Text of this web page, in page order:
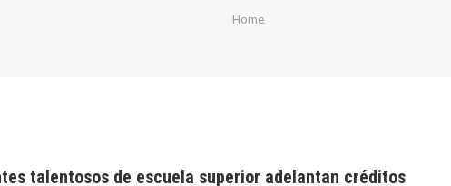
You are here:
Home
talentosos de escuela superior adelantan créditos